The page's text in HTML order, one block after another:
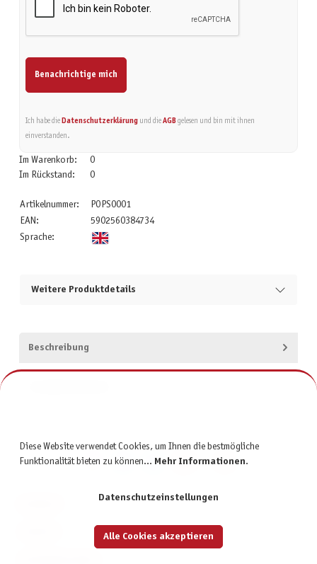
Benachrichtige mich
Ich habe die Datenschutzerklärungund die AGBgelesen und bin mit ihnen
einverstanden.
Im Warenkorb:
0
Im Rückstand:
0
Artikelnummer:
POPS0001
EAN:
5902560384734
Sprache:
Weitere Produktdetails
Beschreibung
Diese Website verwendet Cookies, um Ihnen die bestmögliche
Funktionalität bieten zu können... Mehr Informationen.
Datenschutzeinstellungen
Alle Cookies akzeptieren